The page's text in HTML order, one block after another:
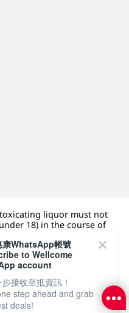
liquor must not
18) in the course of
未成年人 (18 歲以下人士)
團
The Dairy Farm Company
康WhatsApp帳號
to Wellcome
account
接收至抵資訊！
step ahead and grab
deals!